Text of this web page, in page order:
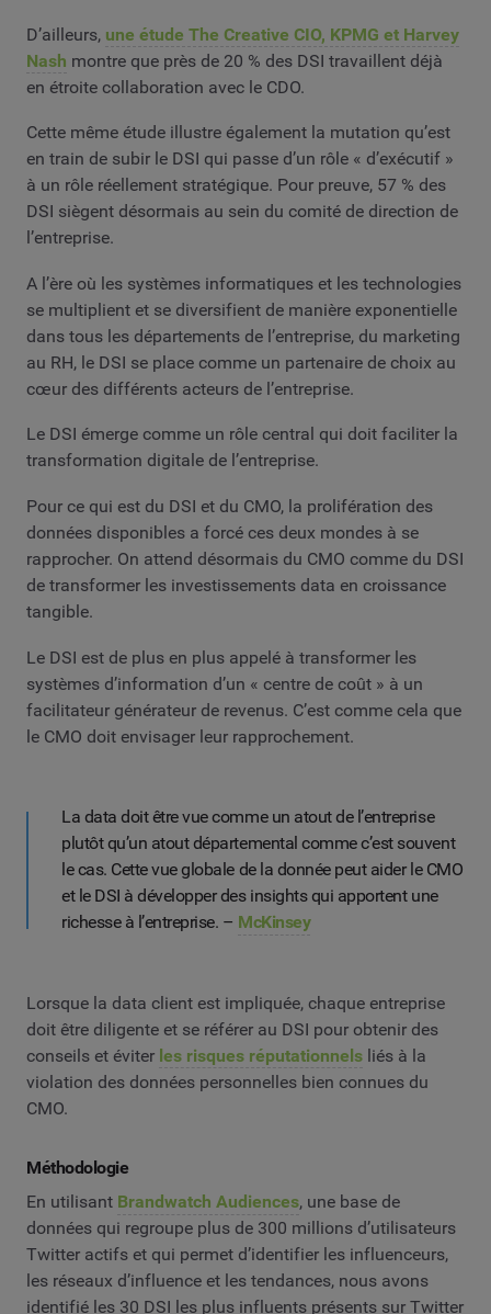
D’ailleurs, une étude The Creative CIO, KPMG et Harvey
Nash montre que près de 20 % des DSI travaillent déjà
en étroite collaboration avec le CDO.
Cette même étude illustre également la mutation qu’est
en train de subir le DSI qui passe d’un rôle « d’exécutif »
à un rôle réellement stratégique. Pour preuve, 57 % des
DSI siègent désormais au sein du comité de direction de
l’entreprise.
A l’ère où les systèmes informatiques et les technologies
se multiplient et se diversifient de manière exponentielle
dans tous les départements de l’entreprise, du marketing
au RH, le DSI se place comme un partenaire de choix au
cœur des différents acteurs de l’entreprise.
Le DSI émerge comme un rôle central qui doit faciliter la
transformation digitale de l’entreprise.
Pour ce qui est du DSI et du CMO, la prolifération des
données disponibles a forcé ces deux mondes à se
rapprocher. On attend désormais du CMO comme du DSI
de transformer les investissements data en croissance
tangible.
Le DSI est de plus en plus appelé à transformer les
systèmes d’information d’un « centre de coût » à un
facilitateur générateur de revenus. C’est comme cela que
le CMO doit envisager leur rapprochement.
La data doit être vue comme un atout de l’entreprise
plutôt qu’un atout départemental comme c’est souvent
le cas. Cette vue globale de la donnée peut aider le CMO
et le DSI à développer des insights qui apportent une
richesse à l’entreprise. – McKinsey
Lorsque la data client est impliquée, chaque entreprise
doit être diligente et se référer au DSI pour obtenir des
conseils et éviter les risques réputationnels liés à la
violation des données personnelles bien connues du
CMO.
Méthodologie
En utilisant Brandwatch Audiences, une base de
données qui regroupe plus de 300 millions d’utilisateurs
Twitter actifs et qui permet d’identifier les influenceurs,
les réseaux d’influence et les tendances, nous avons
identifié les 30 DSI les plus influents présents sur Twitter